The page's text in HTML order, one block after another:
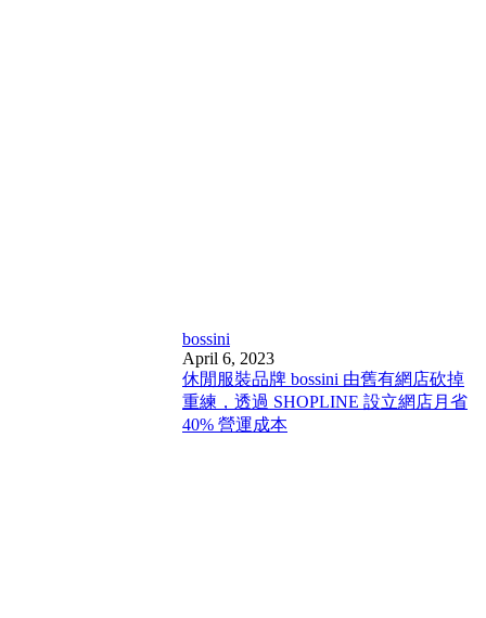
bossini
April 6, 2023
休閒服裝品牌 bossini 由舊有網店砍掉
重練，透過 SHOPLINE 設立網店月省
40% 營運成本